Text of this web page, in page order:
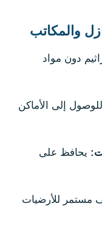
والمكاتب
دون مواد
للوصول إلى الأماكن
يحافظ على
مستمر للأرضيات